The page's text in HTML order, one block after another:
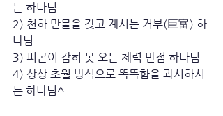
는 하나님
2) 천하 만물을 갖고 계시는 거부(巨富) 하
나님
3) 피곤이 감히 못 오는 체력 만점 하나님
4) 상상 초월 방식으로 똑똑함을 과시하시
는 하나님^